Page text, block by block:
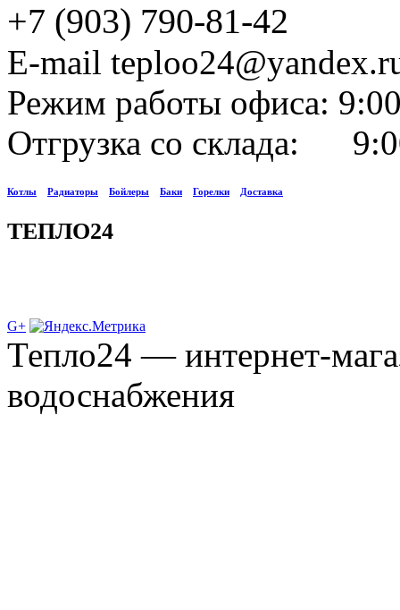
+7 (903) 790-81-42
E-mail
Режим работы офиса:
Отгрузка со склада:
Котлы Радиаторы Бойлеры Баки Горелки Доставка
ТЕПЛО24
G+
Тепло24 — интернет-
водоснабжения